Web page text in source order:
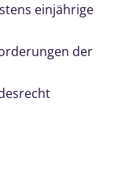
einjährige
der